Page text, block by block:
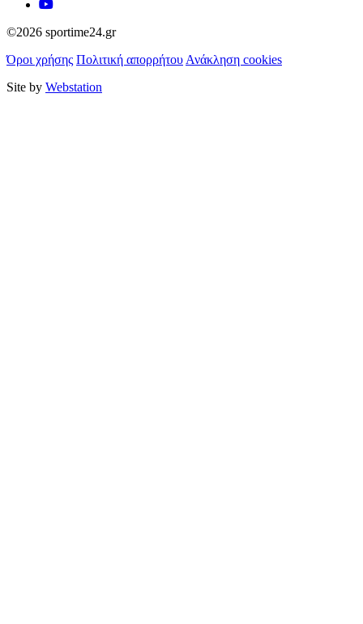
©2026 sportime24.gr
Όροι χρήσης Πολιτική απορρήτου Ανάκληση cookies
Site by Webstation